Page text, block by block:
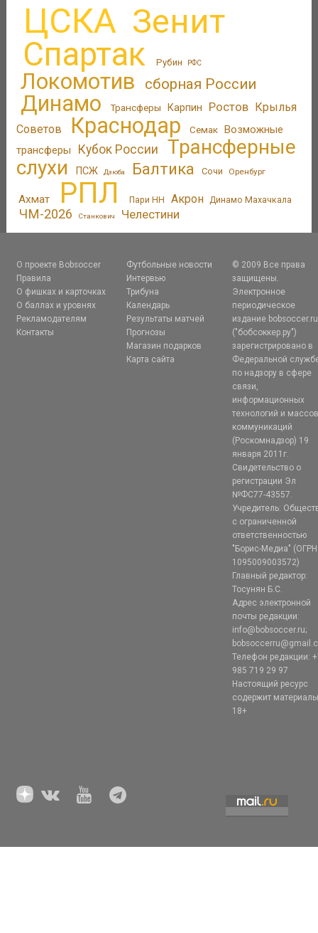
ЦСКА Зенит
Спартак Рубин РФС
Локомотив сборная России
Динамо Трансферы Карпин Ростов
Крылья
Советов
Краснодар Семак Возможные
трансферы
Кубок России
Трансферные
слухи
ПСЖ Дзюба Балтика Сочи Оренбург
Ахмат РПЛ Пари НН Акрон Динамо Махачкала
ЧМ-2026 Станкович Челестини
О проекте Bobsoccer
Правила
О фишках и карточках
О баллах и уровнях
Рекламодателям
Контакты
Футбольные новости
Интервью
Трибуна
Календарь
Результаты матчей
Прогнозы
Магазин подарков
Карта сайта
© 2009 Все права
защищены.
Электронное
периодическое
издание bobsoccer.ru
("бобсоккер.ру")
зарегистрировано в
Федеральной
по надзору в сфере
связи,
информационных
технологий и
коммуникаций
(Роскомнадзор) 19
января 2011г.
Свидетельство о
регистрации Эл
№ФС77-43557.
Учредитель:
с ограниченной
ответственностью
"Борис-Медиа" (ОГРН
1095009003572)
Главный редактор:
Тосунян Б.С.
Адрес электронной
почты редакции:
info@bobsoccer.ru;
Телефон редакции:
985 719 29 97
Настоящий ресурс
содержит
18+